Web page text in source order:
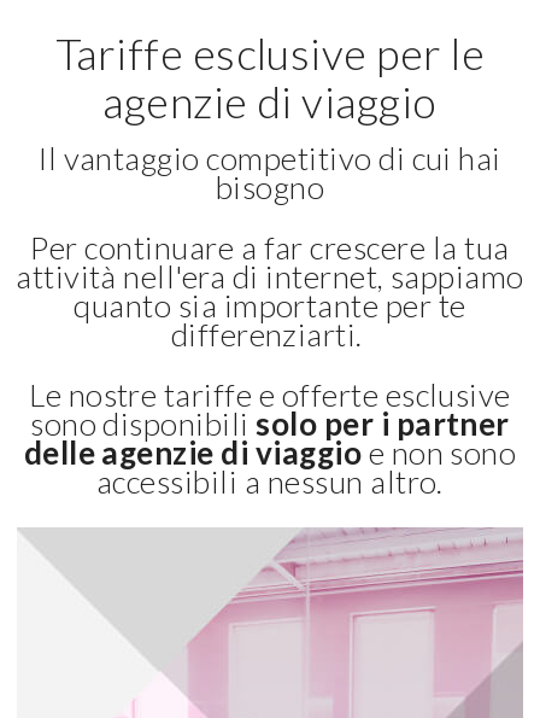
Tariffe esclusive per le
agenzie di viaggio
Il vantaggio competitivo di cui hai
bisogno
Per continuare a far crescere la tua
attività nell'era di internet, sappiamo
quanto sia importante per te
differenziarti.
Le nostre tariffe e offerte esclusive
sono disponibilisolo per i partner
delle agenzie di viaggioe non sono
accessibili a nessun altro.